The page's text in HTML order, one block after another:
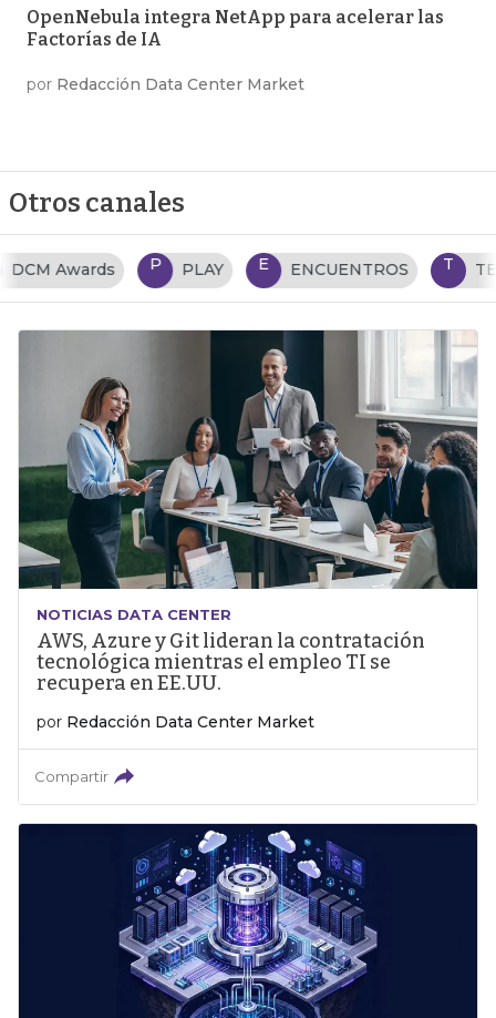
OpenNebula integra NetApp para acelerar las
Factorías de IA
por Redacción Data Center Market
Otros canales
P PLAY E ENCUENTROS T TENDENCIAS TI
NOTICIAS DATA CENTER
AWS, Azure y Git lideran la contratación
tecnológica mientras el empleo TI se
recupera en EE.UU.
por Redacción Data Center Market
Compartir